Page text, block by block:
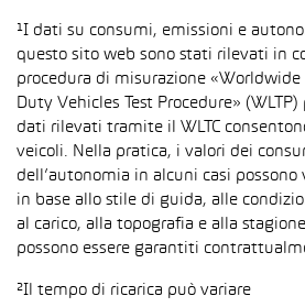
¹I dati su consumi, emissioni e
questo sito web sono stati rilevati in
procedura di misurazione
Duty Vehicles Test Procedure»
dati rilevati tramite il WLTC
veicoli. Nella pratica, i valori dei
dell’autonomia in alcuni casi
in base allo stile di guida, alle
al carico, alla topografia e alla
possono essere garantiti
²Il tempo di ricarica può variare